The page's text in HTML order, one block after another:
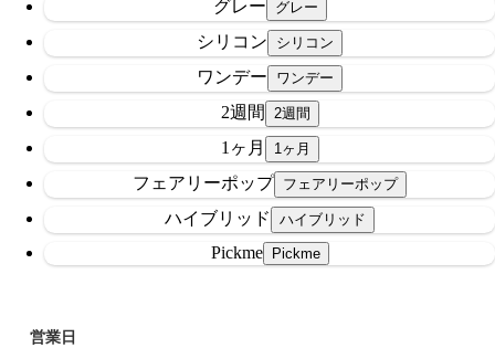
グレー
シリコン
ワンデー
2週間
1ヶ月
フェアリーポップ
ハイブリッド
Pickme
営業日